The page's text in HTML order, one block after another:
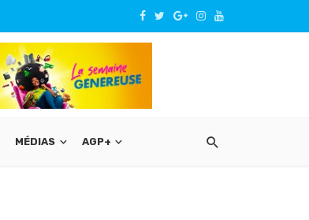
MÉDIAS AGP+